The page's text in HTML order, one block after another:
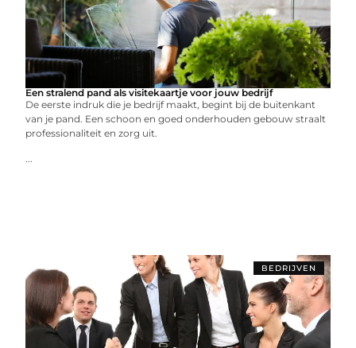
Een stralend pand als visitekaartje voor jouw bedrijf
De eerste indruk die je bedrijf maakt, begint bij de buitenkant
van je pand. Een schoon en goed onderhouden gebouw straalt
professionaliteit en zorg uit.
...
BEDRIJVEN